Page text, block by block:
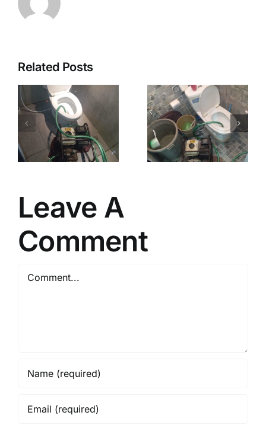
Related Posts
Saluran
Mampet
Murah
Jogja
Sleman
Sedot WC
Murah
Jogja
Sleman
Leave A
Comment
Comment